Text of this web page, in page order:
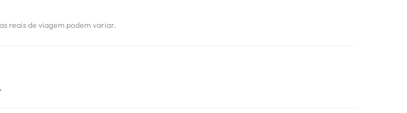
reais de viagem podem variar.